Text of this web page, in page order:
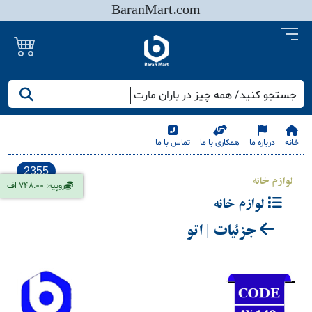
BaranMart.com
جستجو کنید/ همه چیز در باران مارت
خانه درباره ما همکاری با ما تماس با ما
روپیه: 748.00 اف
2355
لوازم خانه
لوازم خانه
جزئیات | اتو